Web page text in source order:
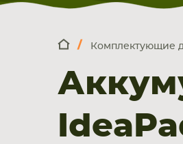
Комплектующие